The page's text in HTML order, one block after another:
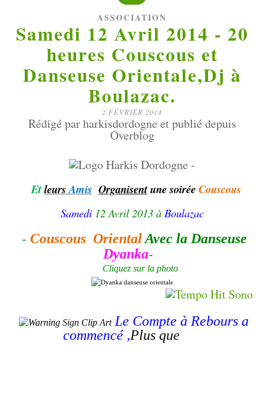
ASSOCIATION
Samedi 12 Avril 2014 - 20
heures Couscous et
Danseuse Orientale,Dj à
Boulazac.
2 FÉVRIER 2014
Rédigé par harkisdordogne et publié depuis
Overblog
EtleursAmis Organisentune soiréeCouscous
Samedi12 Avril 2013 à Boulazac
- Couscous OrientalAvec la Danseuse
Dyanka-
Cliquez sur la photo
Le Compte à Rebours a
commencé ,Plus que